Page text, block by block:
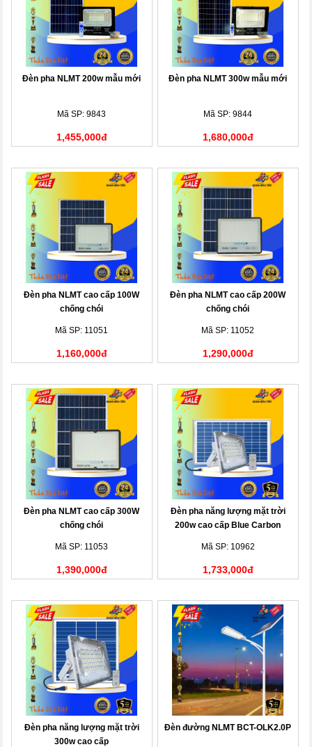
Đèn pha NLMT 200w mẫu mới
Mã SP: 9843
1,455,000đ
Đèn pha NLMT 300w mẫu mới
Mã SP: 9844
1,680,000đ
Đèn pha NLMT cao cấp 100W
chống chói
Mã SP: 11051
1,160,000đ
Đèn pha NLMT cao cấp 200W
chống chói
Mã SP: 11052
1,290,000đ
Đèn pha NLMT cao cấp 300W
chống chói
Mã SP: 11053
1,390,000đ
Đèn pha năng lượng mặt trời
200w cao cấp Blue Carbon
Mã SP: 10962
1,733,000đ
Đèn pha năng lượng mặt trời
300w cao cấp
Đèn đường NLMT BCT-OLK2.0P